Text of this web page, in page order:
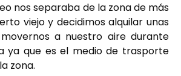
nos separaba de la zona de más
viejo y decidimos alquilar unas
a nuestro aire durante
ya que es el medio de trasporte
zona.